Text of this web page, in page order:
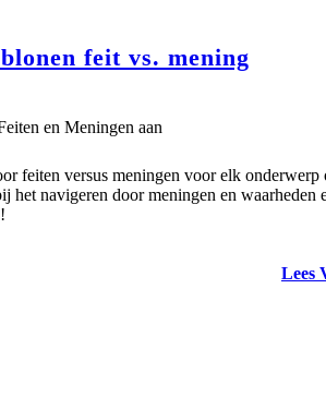
feit vs. mening
en Meningen aan
feiten versus meningen voor elk onderwerp
het navigeren door meningen en waarheden
Lees